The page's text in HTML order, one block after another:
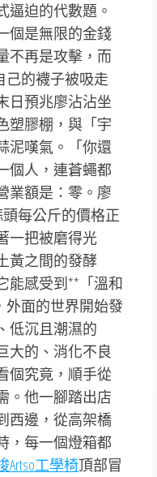
逼迫的代數題。
個是無限的金錢
不再是攻擊，而
己的襪子被吸走
日預兆廖沾沾坐
塑膠棚，與「宇
泥嘆氣。「你還
個人，連蒼蠅都
業額是：零。廖
每公斤的價格正
一把被磨得光
黃之間的發酵
能感受到**「溫和
外面的世界開始發
低沉且潮濕的
的、消化不良
個究竟，順手從
。他一腳踏出店
西邊，從高架橋
，每一個燈箱都
Artso工學椅頂部冒